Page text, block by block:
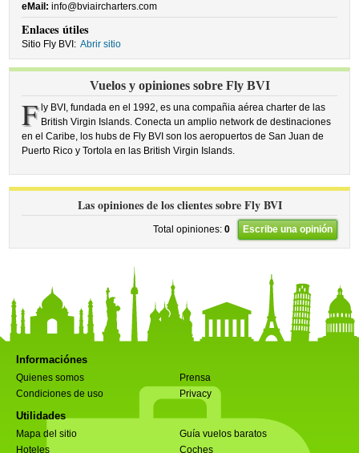
eMail: info@bviaircharters.com
Enlaces útiles
Sitio Fly BVI: Abrir sitio
Vuelos y opiniones sobre Fly BVI
F ly BVI, fundada en el 1992, es una compañia aérea charter de las
British Virgin Islands. Conecta un amplio network de destinaciones
en el Caribe, los hubs de Fly BVI son los aeropuertos de San Juan de
Puerto Rico y Tortola en las British Virgin Islands.
Las opiniones de los clientes sobre Fly BVI
Total opiniones: 0 Escribe una opinión
Informaciónes
Quienes somos
Prensa
Condiciones de uso
Privacy
Utilidades
Mapa del sitio
Guía vuelos baratos
Hoteles
Coches